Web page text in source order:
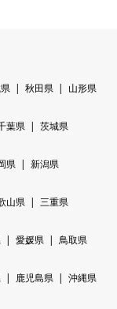
秋田県
山形県
葉県
茨城県
県
新潟県
山県
三重県
愛媛県
鳥取県
鹿児島県
沖縄県